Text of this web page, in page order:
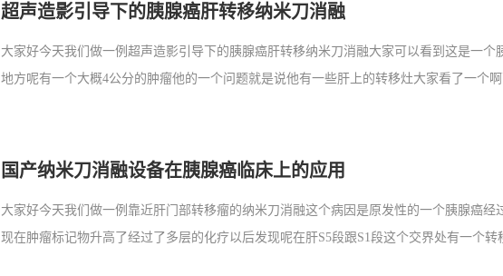
超声造影引导下的胰腺癌肝转移纳米刀消融
大家好今天我们做一例超声造影引导下的胰腺癌肝转移纳米刀消融大家可以看到这是一个
地方呢有一个大概4公分的肿瘤他的一个问题就是说他有一些肝上的转移灶大家看了一个啊
国产纳米刀消融设备在胰腺癌临床上的应用
大家好今天我们做一例靠近肝门部转移瘤的纳米刀消融这个病因是原发性的一个胰腺癌经
现在肿瘤标记物升高了经过了多层的化疗以后发现呢在肝S5段跟S1段这个交界处有一个转